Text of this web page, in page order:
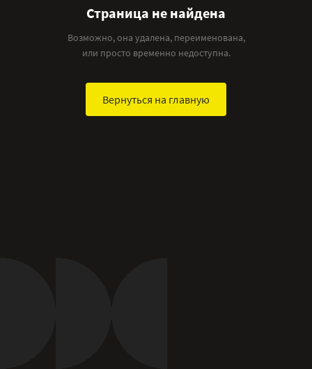
Страница не найдена
Возможно, она удалена, переименована,
или просто временно недоступна.
Вернуться на главную